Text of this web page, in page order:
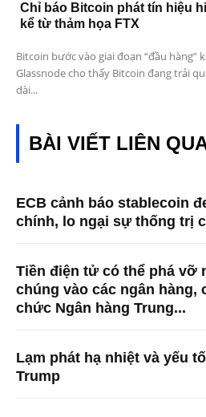
Chỉ báo Bitcoin phát tín hiệu
kể từ thảm họa FTX
Bitcoin bước vào giai đoạn “đầu hàng”
Glassnode cho thấy Bitcoin đang trải
dài...
BÀI VIẾT LIÊN
ECB cảnh báo stablecoin
chính, lo ngại sự thống trị
Tiền điện tử có thể phá vỡ
chúng vào các ngân hàng,
chức Ngân hàng Trung...
Lạm phát hạ nhiệt và yếu
Trump